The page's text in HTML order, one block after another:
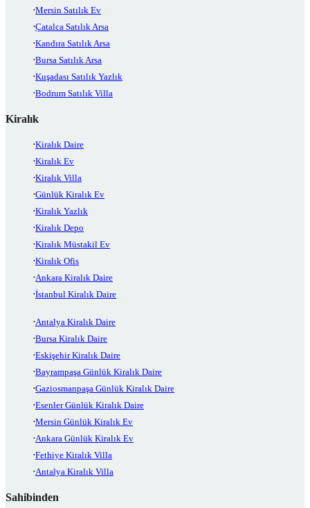
Mersin Satılık Ev
Çatalca Satılık Arsa
Kandıra Satılık Arsa
Bursa Satılık Arsa
Kuşadası Satılık Yazlık
Bodrum Satılık Villa
Kiralık
Kiralık Daire
Kiralık Ev
Kiralık Villa
Günlük Kiralık Ev
Kiralık Yazlık
Kiralık Depo
Kiralık Müstakil Ev
Kiralık Ofis
Ankara Kiralık Daire
İstanbul Kiralık Daire
Antalya Kiralık Daire
Bursa Kiralık Daire
Eskişehir Kiralık Daire
Bayrampaşa Günlük Kiralık Daire
Gaziosmanpaşa Günlük Kiralık Daire
Esenler Günlük Kiralık Daire
Mersin Günlük Kiralık Ev
Ankara Günlük Kiralık Ev
Fethiye Kiralık Villa
Antalya Kiralık Villa
Sahibinden